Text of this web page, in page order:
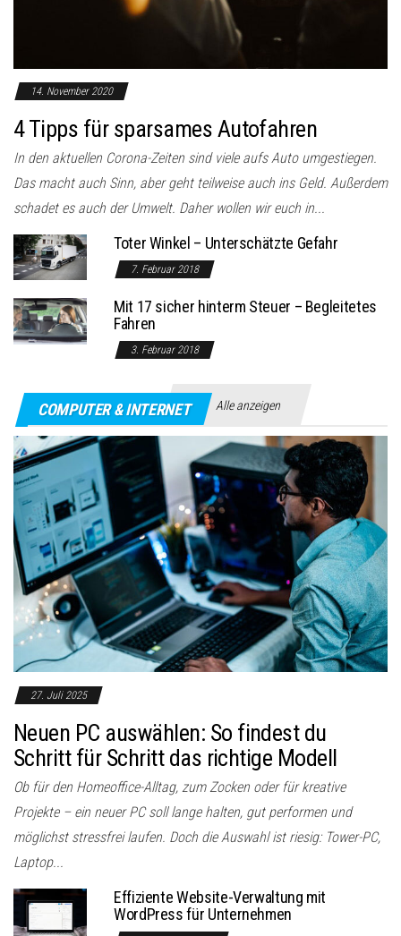
14. November 2020
4 Tipps für sparsames Autofahren
In den aktuellen Corona-Zeiten sind viele aufs Auto umgestiegen.
Das macht auch Sinn, aber geht teilweise auch ins Geld. Außerdem
schadet es auch der Umwelt. Daher wollen wir euch in...
Toter Winkel – Unterschätzte Gefahr
7. Februar 2018
Mit 17 sicher hinterm Steuer – Begleitetes
Fahren
3. Februar 2018
COMPUTER & INTERNET Alle anzeigen
27. Juli 2025
Neuen PC auswählen: So findest du
Schritt für Schritt das richtige Modell
Ob für den Homeoffice-Alltag, zum Zocken oder für kreative
Projekte – ein neuer PC soll lange halten, gut performen und
möglichst stressfrei laufen. Doch die Auswahl ist riesig: Tower-PC,
Laptop...
Effiziente Website-Verwaltung mit
WordPress für Unternehmen